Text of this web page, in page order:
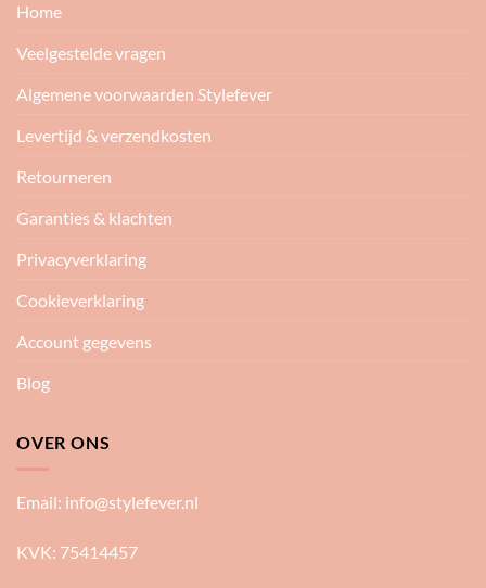
Home
Veelgestelde vragen
Algemene voorwaarden Stylefever
Levertijd & verzendkosten
Retourneren
Garanties & klachten
Privacyverklaring
Cookieverklaring
Account gegevens
Blog
OVER ONS
Email: info@stylefever.nl
KVK: 75414457